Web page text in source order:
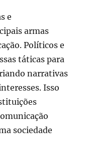
e
armas
Políticos e
táticas para
narrativas
Isso
sociedade